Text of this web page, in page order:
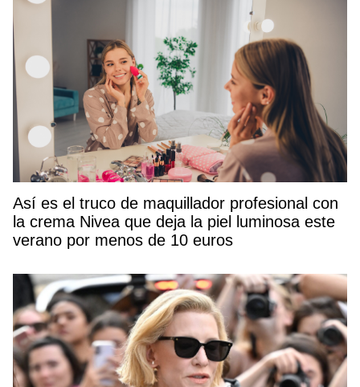
Así es el truco de maquillador profesional con
la crema Nivea que deja la piel luminosa este
verano por menos de 10 euros